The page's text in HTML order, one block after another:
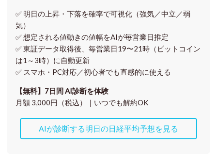
✅ 明日の上昇・下落を確率で可視化（強気／中立／弱
気）
✅ 想定される値動きの値幅をAIが毎営業日推定
✅ 東証データ取得後、 毎営業日19〜21時（ビットコイン
は1～3時）に自動更新
✅ スマホ・PC対応／初心者でも直感的に使える
【無料】7日間 AI診断を体験
月額 3,000円（税込）｜いつでも解約OK
AIが診断する明日の日経平均予想を見る